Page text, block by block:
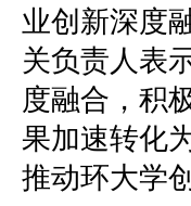
业创新深度
关负责人表
度融合，积
果加速转化
推动环大学